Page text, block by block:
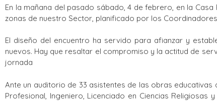
En la mañana del pasado sábado, 4 de febrero, en la
zonas de nuestro Sector, planificado por los
El diseño del encuentro ha servido para afianzar y
nuevos. Hay que resaltar el compromiso y la actitud de
jornada
Ante un auditorio de 33 asistentes de las obras
Profesional, Ingeniero, Licenciado en Ciencias